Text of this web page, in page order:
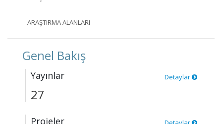
ARAŞTIRMA ALANLARI
Genel Bakış
Yayınlar Detaylar
27
Projeler